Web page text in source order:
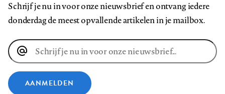
Schrijf je nu in voor onze nieuwsbrief en ontvang iedere
donderdag de meest opvallende artikelen in je mailbox.
E-
mailadres
AANMELDEN